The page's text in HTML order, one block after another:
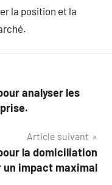
la position et la
analyser les
Article suivant
la domiciliation
un impact maximal